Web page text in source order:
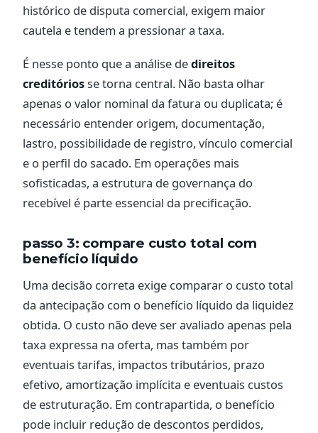
histórico de disputa comercial, exigem maior
cautela e tendem a pressionar a taxa.
É nesse ponto que a análise dedireitos
creditóriosse torna central. Não basta olhar
apenas o valor nominal da fatura ou duplicata; é
necessário entender origem, documentação,
lastro, possibilidade de registro, vínculo comercial
e o perfil do sacado. Em operações mais
sofisticadas, a estrutura de governança do
recebível é parte essencial da precificação.
passo 3: compare custo total com
benefício líquido
Uma decisão correta exige comparar o custo total
da antecipação com o benefício líquido da liquidez
obtida. O custo não deve ser avaliado apenas pela
taxa expressa na oferta, mas também por
eventuais tarifas, impactos tributários, prazo
efetivo, amortização implícita e eventuais custos
de estruturação. Em contrapartida, o benefício
pode incluir redução de descontos perdidos,